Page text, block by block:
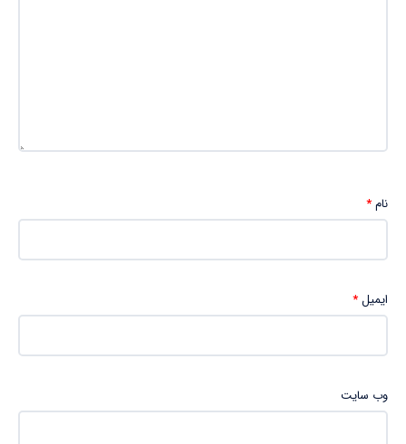
نام*
ایمیل*
وب‌ سایت